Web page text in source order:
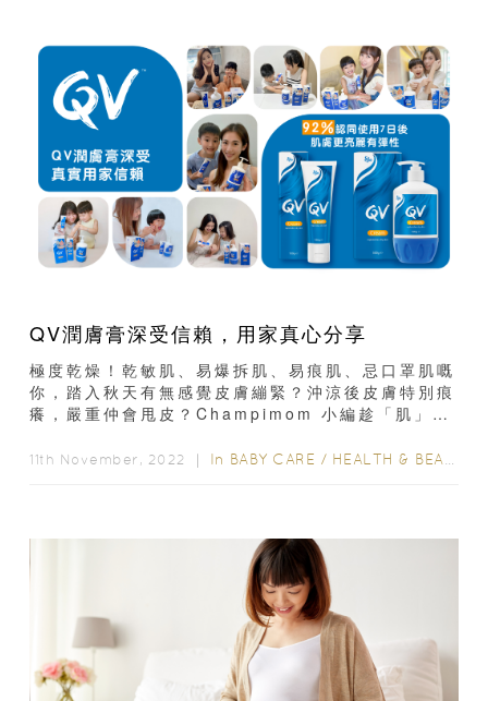
QV潤膚膏深受信賴，用家真心分享
極度乾燥！乾敏肌、易爆拆肌、易痕肌、忌口罩肌嘅
你，踏入秋天有無感覺皮膚繃緊？沖涼後皮膚特別痕
癢，嚴重仲會甩皮？Champimom 小編趁「肌」出
都認同...
11th November, 2022 ｜ In BABY CARE / HEALTH & BEAUTY